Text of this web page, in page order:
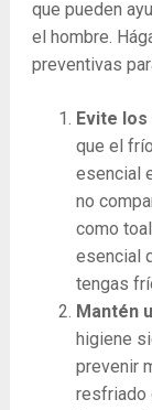
que pueden
el hombre.
preventivas
Evite
que el
esencial
no
como
esencial
tengas
Mantén
higiene
prevenir
resfriado